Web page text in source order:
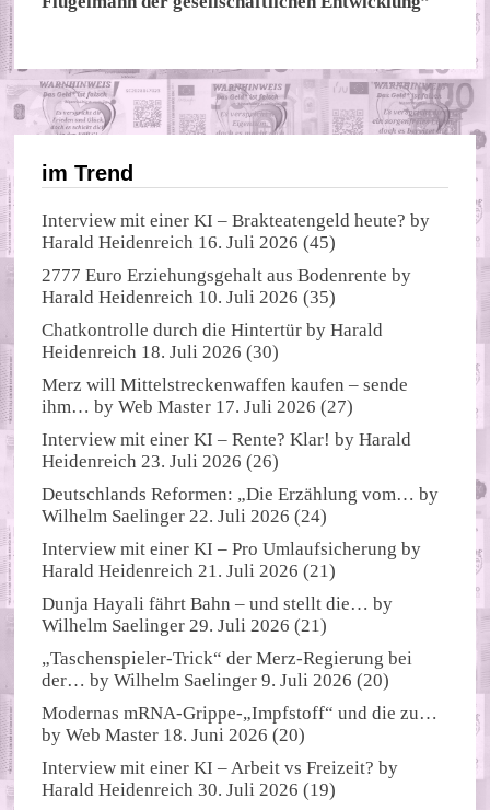
im Trend
Interview mit einer KI – Brakteatengeld heute? by
Harald Heidenreich 16. Juli 2026 (45)
2777 Euro Erziehungsgehalt aus Bodenrente by
Harald Heidenreich 10. Juli 2026 (35)
Chatkontrolle durch die Hintertür byHarald
Heidenreich 18. Juli 2026 (30)
Merz will Mittelstreckenwaffen kaufen – sende
ihm… byWeb Master 17. Juli 2026 (27)
Interview mit einer KI – Rente? Klar! byHarald
Heidenreich 23. Juli 2026 (26)
Deutschlands Reformen: „Die Erzählung vom… by
Wilhelm Saelinger 22. Juli 2026 (24)
Interview mit einer KI – Pro Umlaufsicherung by
Harald Heidenreich 21. Juli 2026 (21)
Dunja Hayali fährt Bahn – und stellt die… by
Wilhelm Saelinger 29. Juli 2026 (21)
„Taschenspieler-Trick“ der Merz-Regierung bei
der… byWilhelm Saelinger 9. Juli 2026 (20)
Modernas mRNA-Grippe-„Impfstoff“ und die zu…
byWeb Master 18. Juni 2026 (20)
Interview mit einer KI – Arbeit vs Freizeit? by
Harald Heidenreich 30. Juli 2026 (19)